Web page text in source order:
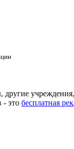
- это бесплатная